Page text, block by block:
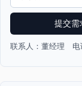
提交需
联系人：董经理 电